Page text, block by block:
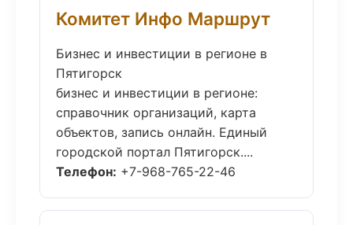
Комитет Инфо Маршрут
Бизнес и инвестиции в регионе в
Пятигорск
бизнес и инвестиции в регионе:
справочник организаций, карта
объектов, запись онлайн. Единый
городской портал Пятигорск....
Телефон: +7-968-765-22-46